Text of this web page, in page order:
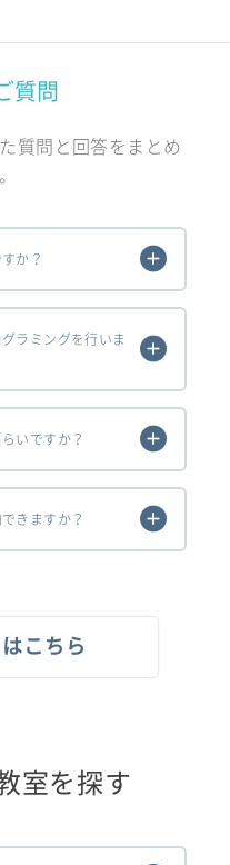
質問
質問と回答をまとめ
か？
ラミングを行いま
いですか？
きますか？
こちら
室を探す